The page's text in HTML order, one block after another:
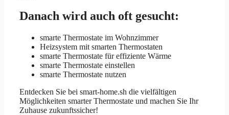
Danach wird auch oft gesucht:
smarte Thermostate im Wohnzimmer
Heizsystem mit smarten Thermostaten
smarte Thermostate für effiziente Wärme
smarte Thermostate einstellen
smarte Thermostate nutzen
Entdecken Sie bei smart-home.sh die vielfältigen
Möglichkeiten smarter Thermostate und machen Sie Ihr
Zuhause zukunftssicher!